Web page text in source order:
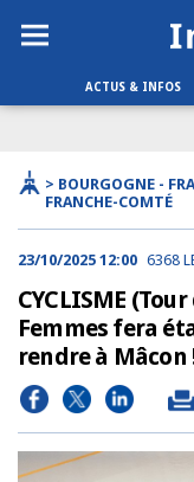
ACTUS & INFOS
> BOURGOGNE -
FRANCHE-COMTÉ
23/10/2025 12:00 6368
CYCLISME
Femmes fera
rendre à Mâcon